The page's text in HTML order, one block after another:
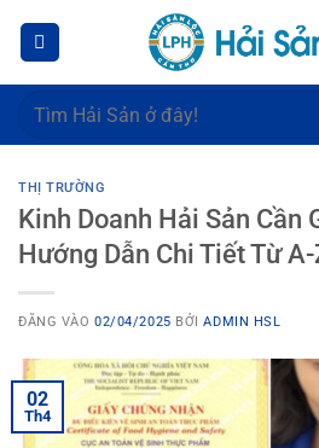
dung
Tìm
THỊ TRƯỜNG
Kinh Doanh Hải Sản Cần
Hướng Dẫn Chi Tiết Từ
ĐĂNG VÀO02/04/2025 BỞIADMIN HSL
02
Th4